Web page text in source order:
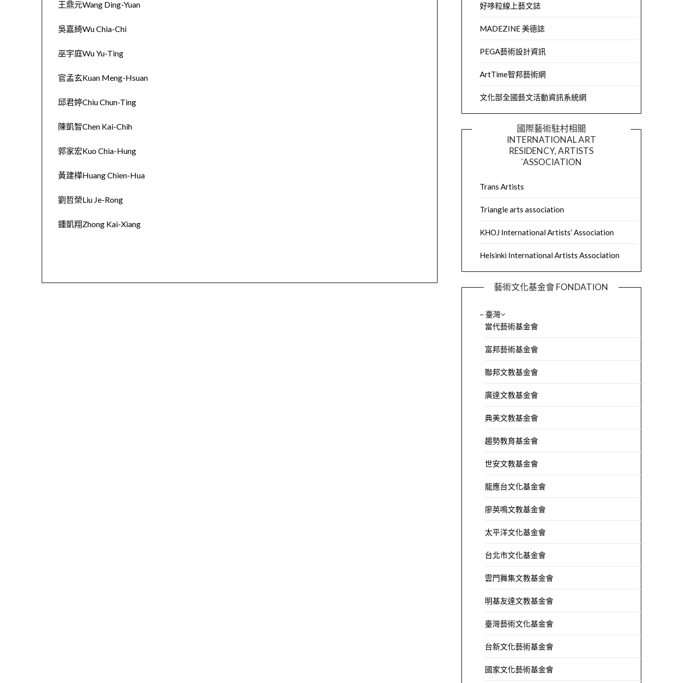
王鼎元Wang Ding-Yuan
吳嘉綺Wu Chia-Chi
巫宇庭Wu Yu-Ting
官孟玄Kuan Meng-Hsuan
邱君婷Chiu Chun-Ting
陳凱智Chen Kai-Chih
郭家宏Kuo Chia-Hung
黃建樺Huang Chien-Hua
劉哲榮Liu Je-Rong
鍾凱翔Zhong Kai-Xiang
好哆粒線上藝文誌
MADEZINE 美德誌
PEGA藝術設計資訊
ArtTime智邦藝術網
文化部全國藝文活動資訊系統網
國際藝術駐村相關
INTERNATIONAL ART
RESIDENCY, ARTISTS
´ASSOCIATION
Trans Artists
Triangle arts association
KHOJ International Artists’ Association
Helsinki International Artists Association
藝術文化基金會 FONDATION
– 臺灣
當代藝術基金會
富邦藝術基金會
聯邦文教基金會
廣達文教基金會
典美文教基金會
趨勢教育基金會
世安文教基金會
龍應台文化基金會
廖英鳴文教基金會
太平洋文化基金會
台北市文化基金會
雲門舞集文教基金會
明基友達文教基金會
臺灣藝術文化基金會
台新文化藝術基金會
國家文化藝術基金會